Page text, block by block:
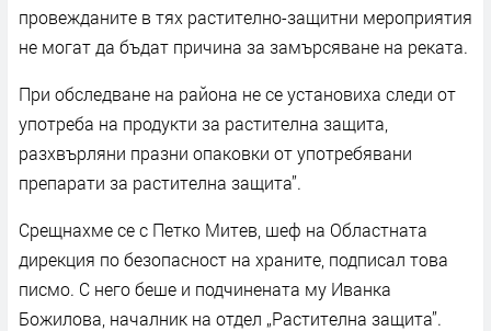
провежданите в тях растително-защитни мероприятия
не могат да бъдат причина за замърсяване на реката.
При обследване на района не се установиха следи от
употреба на продукти за растителна защита,
разхвърляни празни опаковки от употребявани
препарати за растителна защита”.
Срещнахме се с Петко Митев, шеф на Областната
дирекция по безопасност на храните, подписал това
писмо. С него беше и подчинената му Иванка
Божилова, началник на отдел „Растителна защита”.